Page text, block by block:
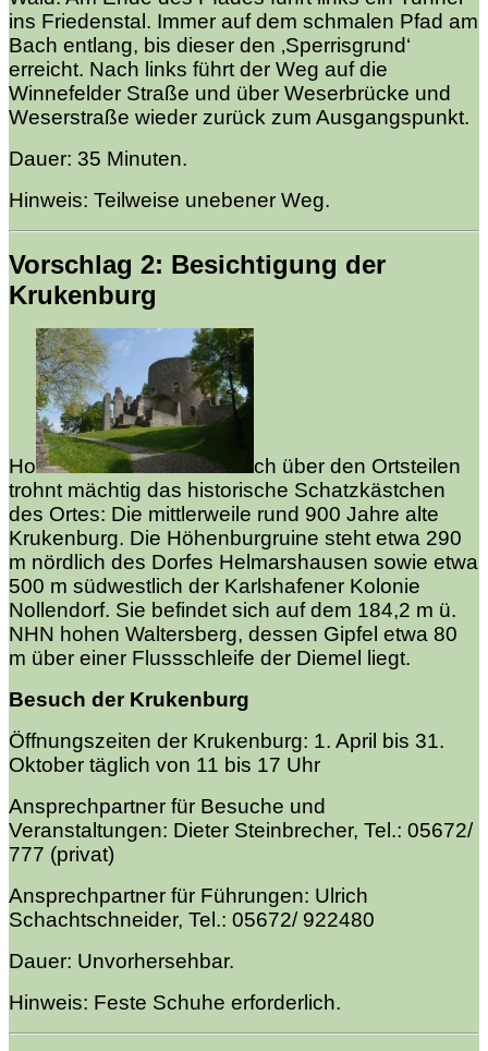
ins Friedenstal. Immer auf dem schmalen Pfad am
Bach entlang, bis dieser den ‚Sperrisgrund‘
erreicht. Nach links führt der Weg auf die
Winnefelder Straße und über Weserbrücke und
Weserstraße wieder zurück zum Ausgangspunkt.
Dauer: 35 Minuten.
Hinweis: Teilweise unebener Weg.
Vorschlag 2: Besichtigung der
Krukenburg
Ho
ch über den Ortsteilen
trohnt mächtig das historische Schatzkästchen
des Ortes: Die mittlerweile rund 900 Jahre alte
Krukenburg. Die Höhenburgruine steht etwa 290
m nördlich des Dorfes Helmarshausen sowie etwa
500 m südwestlich der Karlshafener Kolonie
Nollendorf. Sie befindet sich auf dem 184,2 m ü.
NHN hohen Waltersberg, dessen Gipfel etwa 80
m über einer Flussschleife der Diemel liegt.
Besuch der Krukenburg
Öffnungszeiten der Krukenburg: 1. April bis 31.
Oktober täglich von 11 bis 17 Uhr
Ansprechpartner für Besuche und
Veranstaltungen: Dieter Steinbrecher, Tel.: 05672/
777 (privat)
Ansprechpartner für Führungen: Ulrich
Schachtschneider, Tel.: 05672/ 922480
Dauer: Unvorhersehbar.
Hinweis: Feste Schuhe erforderlich.